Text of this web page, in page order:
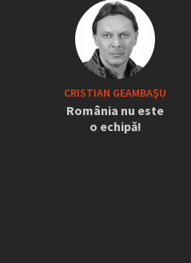
CRISTIAN GEAMBAŞU
România nu este
o echipă!